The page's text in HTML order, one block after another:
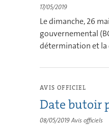
17/05/2019
Le dimanche, 26
gouvernemental
détermination et la
AVIS OFFICIEL
Date butoir
08/05/2019 Avis officiels